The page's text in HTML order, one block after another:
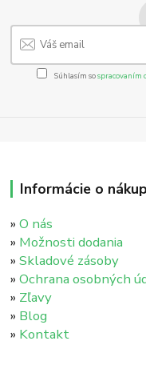
Súhlasím sospracovaním
Informácie o
»O nás
» Možnosti dodania
»Skladové zásoby
»Ochrana osobných
» Zľavy
» Blog
» Kontakt